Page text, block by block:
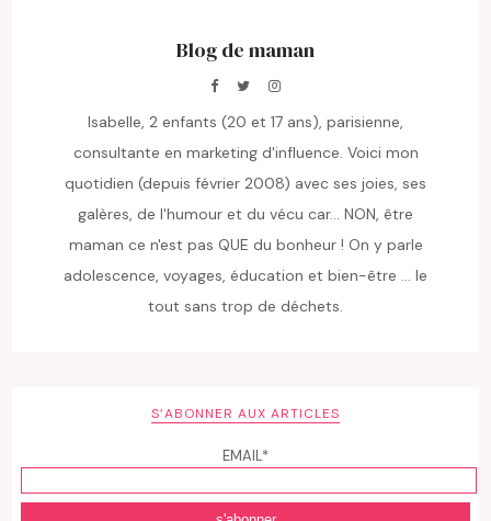
Blog de maman
Isabelle, 2 enfants (20 et 17 ans), parisienne,
consultante en marketing d'influence. Voici mon
quotidien (depuis février 2008) avec ses joies, ses
galères, de l'humour et du vécu car... NON, être
maman ce n'est pas QUE du bonheur ! On y parle
adolescence, voyages, éducation et bien-être ... le
tout sans trop de déchets.
S’ABONNER AUX ARTICLES
EMAIL*